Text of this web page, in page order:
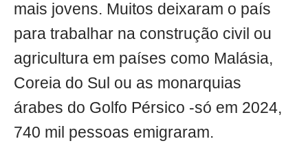
mais jovens. Muitos deixaram o país
para trabalhar na construção civil ou
agricultura em países como Malásia,
Coreia do Sul ou as monarquias
árabes do Golfo Pérsico -só em 2024,
740 mil pessoas emigraram.